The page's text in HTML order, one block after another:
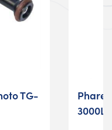
TG-
Phare